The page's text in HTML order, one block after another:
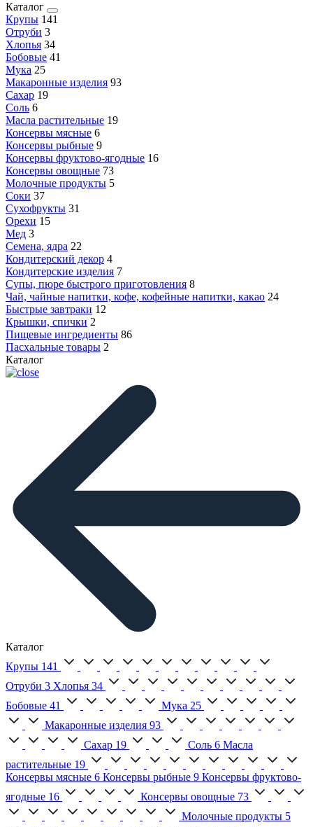
Каталог
Крупы 141
Отруби 3
Хлопья 34
Бобовые 41
Мука 25
Макаронные изделия 93
Сахар 19
Соль 6
Масла растительные 19
Консервы мясные 6
Консервы рыбные 9
Консервы фруктово-ягодные 16
Консервы овощные 73
Молочные продукты 5
Соки 37
Сухофрукты 31
Орехи 15
Мед 3
Семена, ядра 22
Кондитерский декор 4
Кондитерские изделия 7
Супы, пюре быстрого приготовления 8
Чай, чайные напитки, кофе, кофейные напитки, какао 24
Быстрые завтраки 12
Крышки, спички 2
Пищевые ингредиенты 86
Пасхальные товары 2
Каталог
Каталог
Крупы 141
Отруби 3 Хлопья 34
Бобовые 41 Мука 25
Макаронные изделия 93
Сахар 19 Соль 6 Масла
растительные 19
Консервы мясные 6 Консервы рыбные 9 Консервы фруктово-
ягодные 16 Консервы овощные 73
Молочные продукты 5